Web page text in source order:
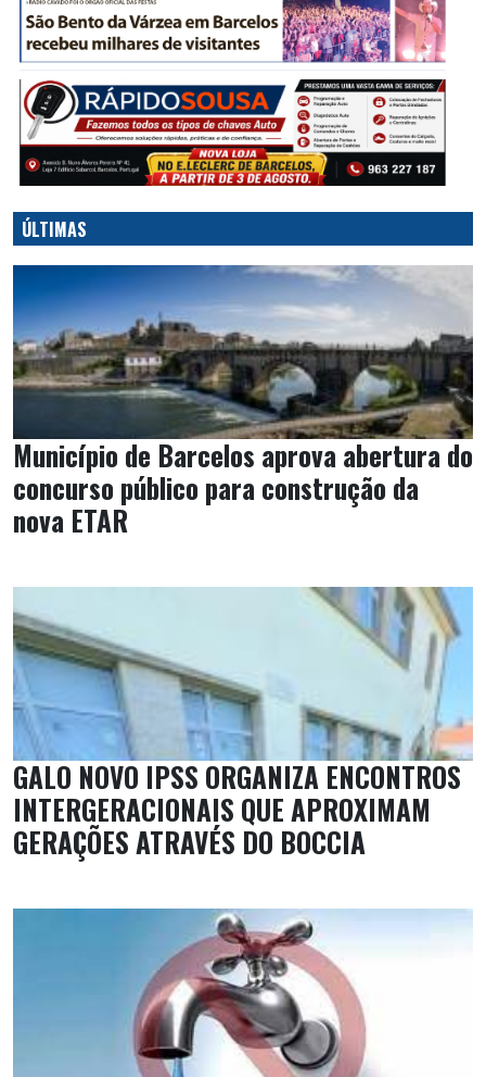
ÚLTIMAS
Município de Barcelos aprova abertura do
concurso público para construção da
nova ETAR
GALO NOVO IPSS ORGANIZA ENCONTROS
INTERGERACIONAIS QUE APROXIMAM
GERAÇÕES ATRAVÉS DO BOCCIA